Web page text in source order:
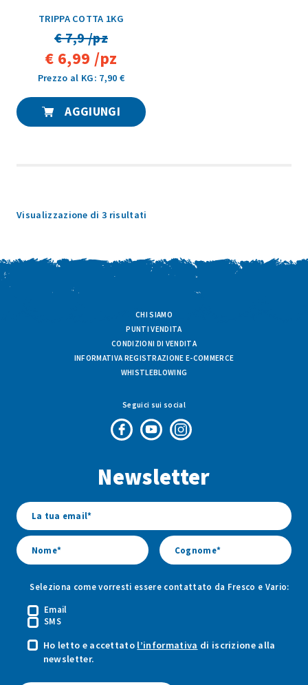
TRIPPA COTTA 1KG
€ 7,9 /pz
€ 6,99 /pz
Prezzo al KG: 7,90 €
AGGIUNGI
Visualizzazione di 3 risultati
CHI SIAMO
PUNTI VENDITA
CONDIZIONI DI VENDITA
INFORMATIVA REGISTRAZIONE E-COMMERCE
WHISTLEBLOWING
Seguici sui social
di
di
di
Newsletter
Seleziona come vorresti essere contattato da Fresco e Vario:
Email
SMS
Ho letto e accettato l’informativa di iscrizione alla
newsletter.